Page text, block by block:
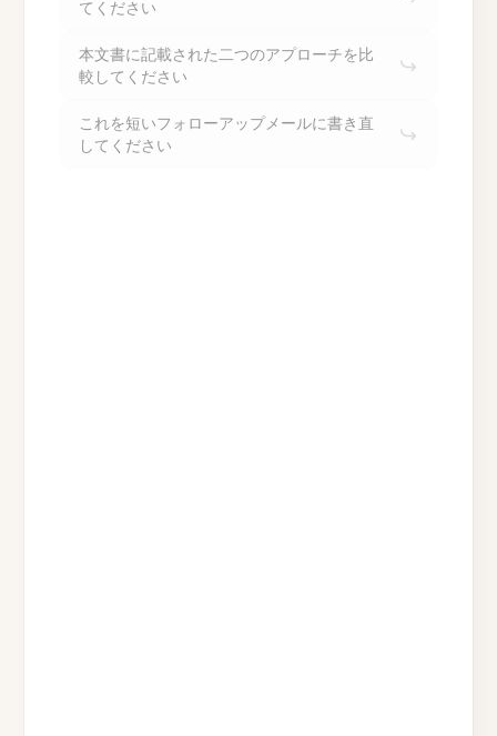
てください
本文書に記載された二つのアプローチを比
較してください
これを短いフォローアップメールに書き直
してください